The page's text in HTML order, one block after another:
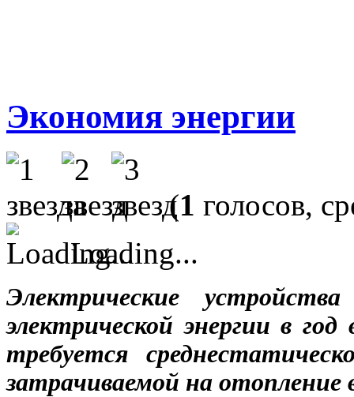
Экономия энергии
(1 голосов,
Loading...
Электрические
электрической энергии в
требуется
затрачиваемой на отопление